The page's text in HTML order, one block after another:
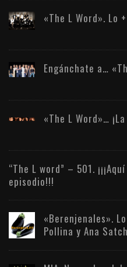
«The L Word». Lo
Engánchate a…
«The L Word»…
“The L word” – 501.
episodio!!!
«Berenjenales».
Pollina y Ana